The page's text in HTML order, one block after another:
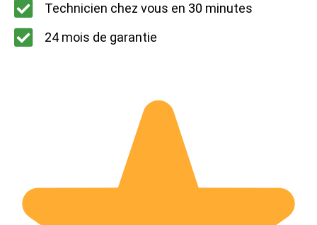
Technicien chez vous en 30 minutes
24 mois de garantie